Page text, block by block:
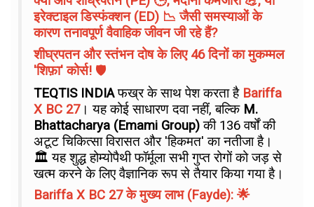
इरेक्टाइल डिस्फंक्शन (ED) 📉 जैसी समस्याओं के
कारण तनावपूर्ण वैवाहिक जीवन जी रहे हैं?
शीघ्रपतन और स्तंभन दोष के लिए 46 दिनों का मुकम्मल
'शिफ़ा' कोर्स! 🛡️
TEQTIS INDIAफख्र के साथ पेश करता है Bariffa
X BC 27। यह कोई साधारण दवा नहीं, बल्कि M.
Bhattacharya (Emami Group)की 136 वर्षों की
अटूट चिकित्सा विरासत और 'हिकमत' का नतीजा है।
🏛️ यह शुद्ध होम्योपैथी फॉर्मूला सभी गुप्त रोगों को जड़ से
खत्म करने के लिए वैज्ञानिक रूप से तैयार किया गया है।
Bariffa X BC 27 के मुख्य लाभ (Fayde): 🌟